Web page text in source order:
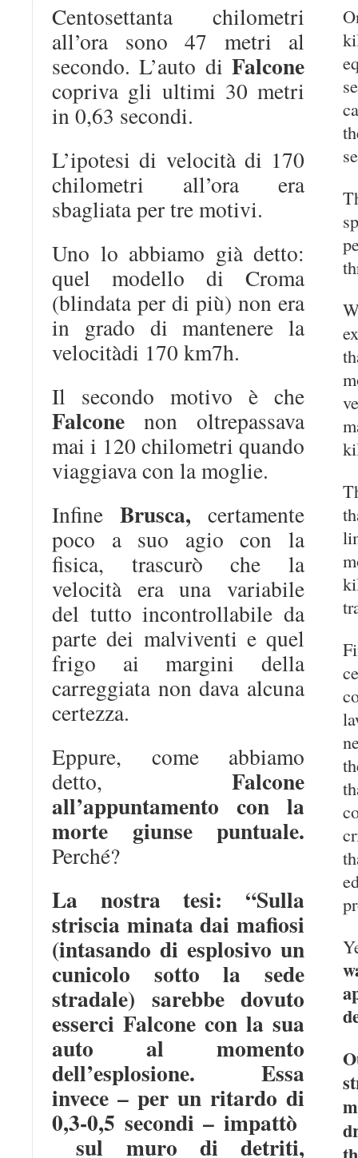
Centosettanta chilometri
all’ora sono 47 metri al
secondo. L’auto di Falcone
copriva gli ultimi 30 metri
in 0,63 secondi.
L’ipotesi di velocità di 170
chilometri all’ora era
sbagliata per tre motivi.
Uno lo abbiamo già detto:
quel modello di Croma
(blindata per di più) non era
in grado di mantenere la
velocitàdi 170 km7h.
Il secondo motivo è che
Falcone non oltrepassava
mai i 120 chilometri quando
viaggiava con la moglie.
Infine Brusca, certamente
poco a suo agio con la
fisica, trascurò che la
velocità era una variabile
del tutto incontrollabile da
parte dei malviventi e quel
frigo ai margini della
carreggiata non dava alcuna
certezza.
Eppure, come abbiamo
detto, Falcone
all’appuntamento con la
morte giunse puntuale.
Perché?
La nostra tesi: “Sulla
striscia minata dai mafiosi
(intasando di esplosivo un
cunicolo sotto la sede
stradale) sarebbe dovuto
esserci Falcone con la sua
auto al momento
dell’esplosione. Essa
invece – per un ritardo di
0,3-0,5 secondi – impattò
sul muro di detriti,